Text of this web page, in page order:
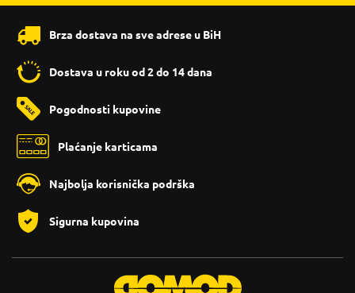
Brza dostava na sve adrese u BiH
Dostava u roku od 2 do 14 dana
Pogodnosti kupovine
Plaćanje karticama
Najbolja korisnička podrška
Sigurna kupovina